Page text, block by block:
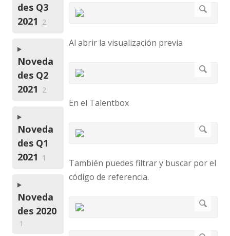
Al abrir la visualización previa
En el Talentbox
También puedes filtrar y buscar por el
código de referencia.
des Q3
2021 2
Noveda
des Q2
2021 2
Noveda
des Q1
2021 1
Noveda
des 2020
1